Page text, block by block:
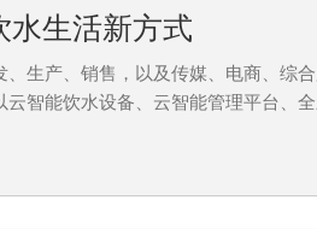
水生活新方式
生产、销售，以及传媒、电商、综
智能饮水设备、云智能管理平台、